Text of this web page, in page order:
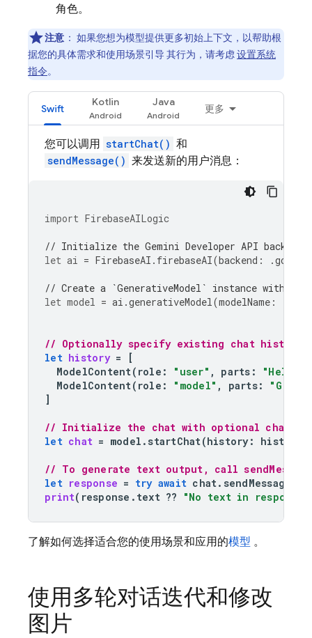
角色。
注意 ： 如果您想为模型提供更多初始上下文，以帮助根
据您的具体需求和使用场景引导 其行为，请考虑设置系统
指令。
Swift
Kotlin Java
更多
您可以调用 startChat() 和
sendMessage() 来发送新的用户消息：
import FirebaseAILogic
// Initialize the Gemini Developer API backend
let ai = FirebaseAI . firebaseAI(backend : .
// Create a `GenerativeModel` instance with a
let model = ai .generativeModel(modelName :
// Optionally specify existing chat history
let history =
[
ModelContent( role : "user" , parts :
"Hello,
ModelContent( role : "model" , parts:
"Great
]
// Initialize the chat with optional chat
let chat = model . startChat(history: history
// To generate text output, call sendMessage
let response = try await chat. sendMessage
print( response . text ?? "No text in
了解如何选择适合您的使用场景和应用的模型 。
使用多轮对话迭代和修改
图片